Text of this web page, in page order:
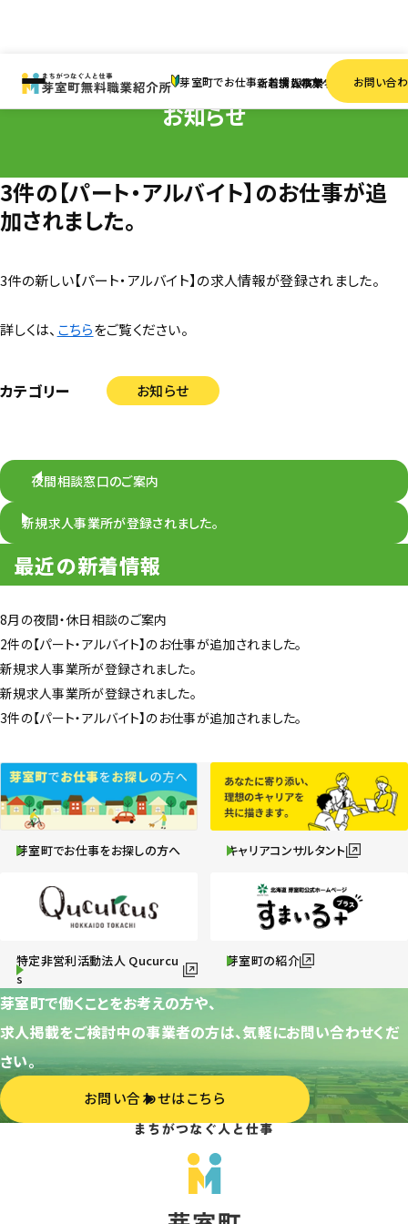
芽室町でお仕事をお探しの方へ
新着情報求人検索事業者一覧お問い合
3件の【パート・アルバイト】のお仕事が追加されました。
お知らせ
3件の【パート・アルバイト】のお仕事が追
加されました。
3件の新しい【パート・アルバイト】の求人情報が登録されました。
詳しくは、 こちらをご覧ください。
カテゴリー お知らせ
夜間相談窓口のご案内
新規求人事業所が登録されました。
最近の新着情報
8月の夜間・休日相談のご案内
2件の【パート・アルバイト】のお仕事が追加されました。
新規求人事業所が登録されました。
新規求人事業所が登録されました。
3件の【パート・アルバイト】のお仕事が追加されました。
芽室町でお仕事をお探しの方へ キャリアコンサルタント
特定非営利活動法人 Qucurcu
s
芽室町の紹介
芽室町で働くことをお考えの方や、
求人掲載をご検討中の事業者の方は、気軽にお問い合わせくだ
さい。
お問い合わせはこちら